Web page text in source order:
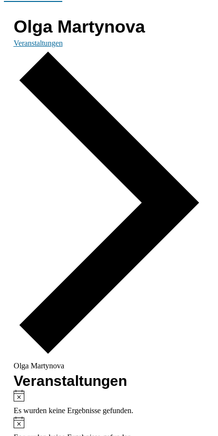
Olga Martynova
Veranstaltungen
Olga Martynova
Veranstaltungen
Hinweis
Es wurden keine Ergebnisse gefunden.
Hinweis